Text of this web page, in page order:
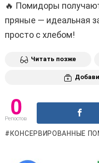
🔥 Помидоры
пряные — идеальная
просто с хлебом!
Читать позже
0
Репостов
КОНСЕРВИРОВАННЫЕ